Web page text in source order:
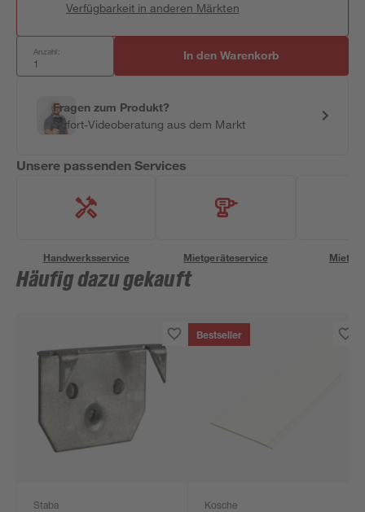
Verfügbarkeit in anderen Märkten
Anzahl: In den Warenkorb
Fragen zum Produkt?
Sofort-Videoberatung aus dem Markt
Unsere passenden Services
Handwerksservice Mietgeräteservice
Häufig dazu gekauft
Staba
Bestseller
Kosche